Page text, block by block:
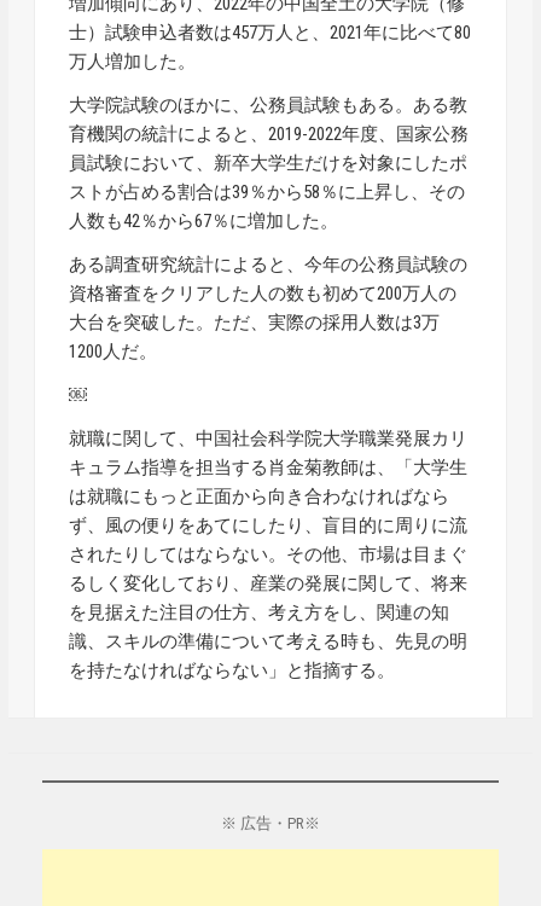
士）試験申込者数は457万人と、2021年に比べて80
万人増加した。
大学院試験のほかに、公務員試験もある。ある教
育機関の統計によると、2019-2022年度、国家公務
員試験において、新卒大学生だけを対象にしたポ
ストが占める割合は39％から58％に上昇し、その
人数も42％から67％に増加した。
ある調査研究統計によると、今年の公務員試験の
資格審査をクリアした人の数も初めて200万人の
大台を突破した。ただ、実際の採用人数は3万
1200人だ。
￼
就職に関して、中国社会科学院大学職業発展カリ
キュラム指導を担当する肖金菊教師は、「大学生
は就職にもっと正面から向き合わなければなら
ず、風の便りをあてにしたり、盲目的に周りに流
されたりしてはならない。その他、市場は目まぐ
るしく変化しており、産業の発展に関して、将来
を見据えた注目の仕方、考え方をし、関連の知
識、スキルの準備について考える時も、先見の明
を持たなければならない」と指摘する。
※ 広告・PR※